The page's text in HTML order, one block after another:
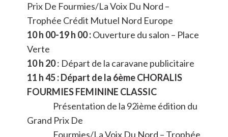
Prix De Fourmies/La Voix Du Nord –
Trophée Crédit Mutuel Nord Europe
10 h 00-19 h 00 :Ouverture du salon – Place
Verte
10 h 20: Départ de la caravane publicitaire
11 h 45 :Départ de la 6ème CHORALIS
FOURMIES FEMININE CLASSIC
Présentation de la 92ième édition du
Grand Prix De
Fourmies/La Voix Du Nord – Trophée